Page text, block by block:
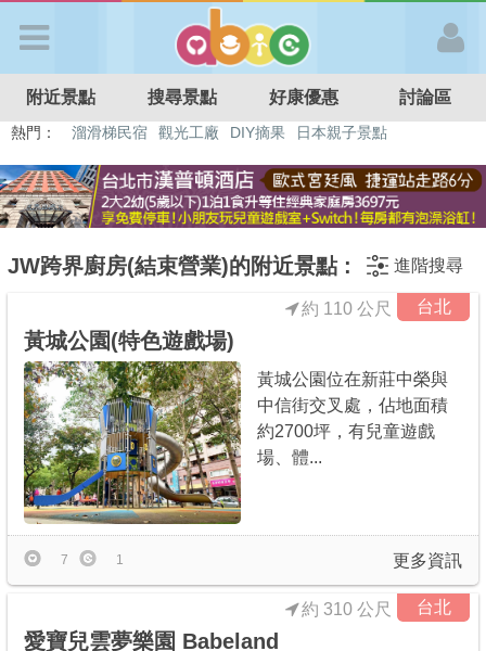
APP登入
首 頁
最新消息
最新留言
商家合作
推薦景點
附近景點 搜尋景點 好康優惠 討論區
熱門： 溜滑梯民宿 觀光工廠 DIY摘果
日本親子景點
JW跨界廚房(結束營業)的附近景點 : 進階搜尋
台北
約 110 公尺
黃城公園(特色遊戲場)
黃城公園位在新莊中榮與
中信街交叉處，佔地面積
約2700坪，有兒童遊戲
場、體...
更多資訊
7 1
台北
約 310 公尺
愛寶兒雲夢樂園 Babeland